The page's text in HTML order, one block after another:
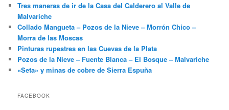
Tres maneras de ir de la Casa del Calderero al Valle de
Malvariche
Collado Mangueta – Pozos de la Nieve – Morrón Chico –
Morra de las Moscas
Pinturas rupestres en las Cuevas de la Plata
Pozos de la Nieve – Fuente Blanca – El Bosque – Malvariche
«Seta» y minas de cobre de Sierra Espuña
FACEBOOK